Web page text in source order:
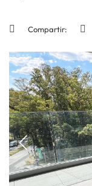
Compartir: